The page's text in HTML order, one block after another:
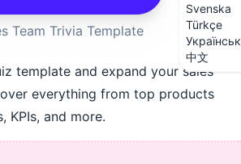
Svenska
Türkçe
中文
Team Trivia Template
template and expand your sales
everything from top products
KPIs, and more.